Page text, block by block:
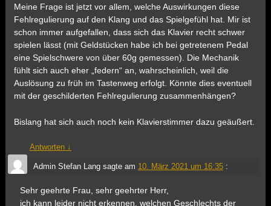
Meine Frage ist jetzt vor allem, welche Auswirkungen diese
Fehlregulierung auf den Klang und das Spielgefühl hat. Mir ist
schon immer aufgefallen, dass sich das Klavier recht schwer
spielen lässt (mit Geldstücken habe ich bei getretenem Pedal
eine Spielschwere von über 60g gemessen). Die Mechanik
fühlt sich auch eher „federn“ an, wahrscheinlich, weil die
Auslösung zu früh im Tastenweg erfolgt. Könnte dies eventuell
mit der geschilderten Fehlregulierung zusammenhängen?
Bislang hat sich auch noch kein Klavierstimmer dazu geäußert.
Antworten ↓
Admin Stefan Langsagte am 10. März 2021 um 16:35 :
Sehr geehrte Frau, sehr geehrter Herr,
ich kann leider nicht erkennen, welchen Geschlechts der